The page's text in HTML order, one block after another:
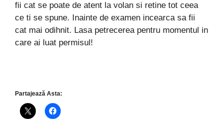
fii cat se poate de atent la volan si retine tot ceea
ce ti se spune. Inainte de examen incearca sa fii
cat mai odihnit. Lasa petrecerea pentru momentul in
care ai luat permisul!
Partajează Asta: